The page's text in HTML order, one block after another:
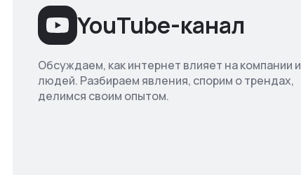
YouTube-канал
Обсуждаем, как интернет влияет на компании и
людей. Разбираем явления, спорим о трендах,
делимся своим опытом.